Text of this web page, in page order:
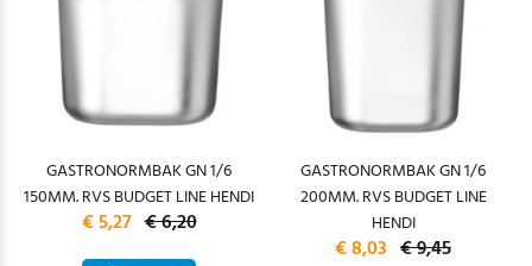
GASTRONORMBAK GN 1/6
150MM. RVS BUDGET LINE HENDI
€ 5,27 € 6,20
GASTRONORMBAK GN 1/6
200MM. RVS BUDGET LINE
HENDI
€ 8,03 € 9,45